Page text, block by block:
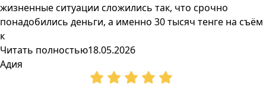
жизненные ситуации сложились так, что срочно
понадобились деньги, а именно 30 тысяч тенге на съём
к
Читать полностью18.05.2026
Адия